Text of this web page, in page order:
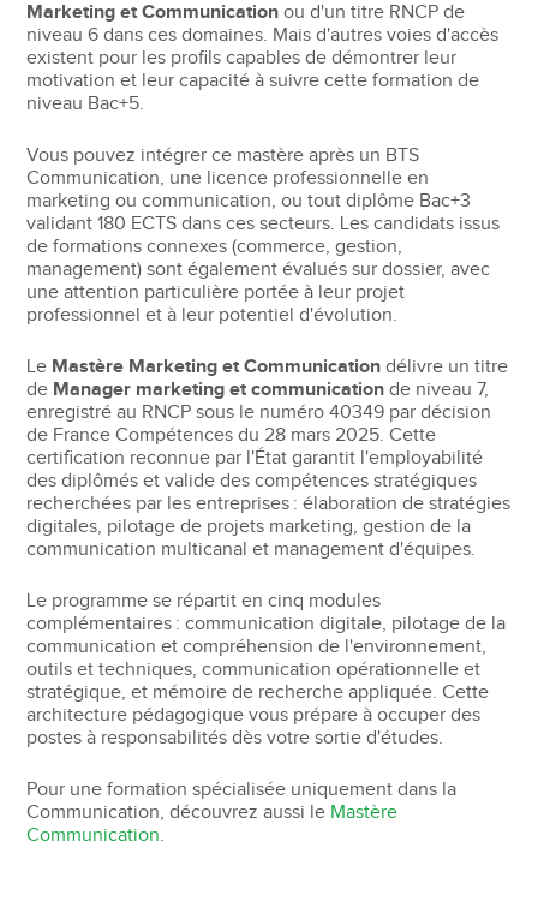
Marketing et Communication ou d'un titre RNCP de
niveau 6 dans ces domaines. Mais d'autres voies d'accès
existent pour les profils capables de démontrer leur
motivation et leur capacité à suivre cette formation de
niveau Bac+5.
Vous pouvez intégrer ce mastère après un BTS
Communication, une licence professionnelle en
marketing ou communication, ou tout diplôme Bac+3
validant 180 ECTS dans ces secteurs. Les candidats issus
de formations connexes (commerce, gestion,
management) sont également évalués sur dossier, avec
une attention particulière portée à leur projet
professionnel et à leur potentiel d'évolution.
Le Mastère Marketing et Communication délivre un titre
de Manager marketing et communication de niveau 7,
enregistré au RNCP sous le numéro 40349 par décision
de France Compétences du 28 mars 2025. Cette
certification reconnue par l'État garantit l'employabilité
des diplômés et valide des compétences stratégiques
recherchées par les entreprises : élaboration de stratégies
digitales, pilotage de projets marketing, gestion de la
communication multicanal et management d'équipes.
Le programme se répartit en cinq modules
complémentaires : communication digitale, pilotage de la
communication et compréhension de l'environnement,
outils et techniques, communication opérationnelle et
stratégique, et mémoire de recherche appliquée. Cette
architecture pédagogique vous prépare à occuper des
postes à responsabilités dès votre sortie d'études.
Pour une formation spécialisée uniquement dans la
Communication, découvrez aussi le Mastère
Communication.